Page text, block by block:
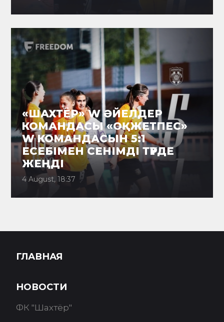
«ШАХТЁР» W ӘЙЕЛДЕР
КОМАНДАСЫ «ОҚЖЕТПЕС»
W КОМАНДАСЫН 5:1
ЕСЕБІМЕН СЕНІМДІ ТҮРДЕ
ЖЕҢДІ
4 August, 18:37
ГЛАВНАЯ
НОВОСТИ
ФК "Шахтёр"